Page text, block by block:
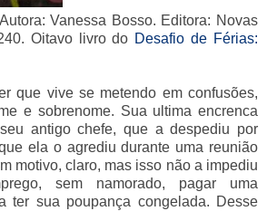
Vanessa Bosso. Editora: Novas
Oitavo livro do Desafio de Férias:
que vive se metendo em confusões,
e sobrenome. Sua ultima encrenca
antigo chefe, que a despediu por
ela o agrediu durante uma reunião
motivo, claro, mas isso não a impediu
sem namorado, pagar uma
ter sua poupança congelada. Desse